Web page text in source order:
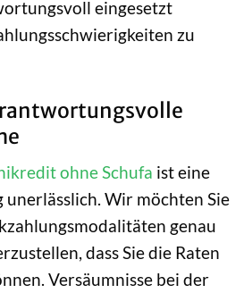
eingesetzt
zu
ohne Schufa ist eine
Wir möchten Sie
genau
dass Sie die Raten
Versäumnisse bei der